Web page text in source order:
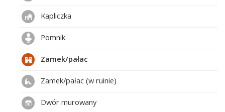
Kapliczka
Pomnik
Zamek/pałac
Zamek/pałac (w ruinie)
Dwór murowany